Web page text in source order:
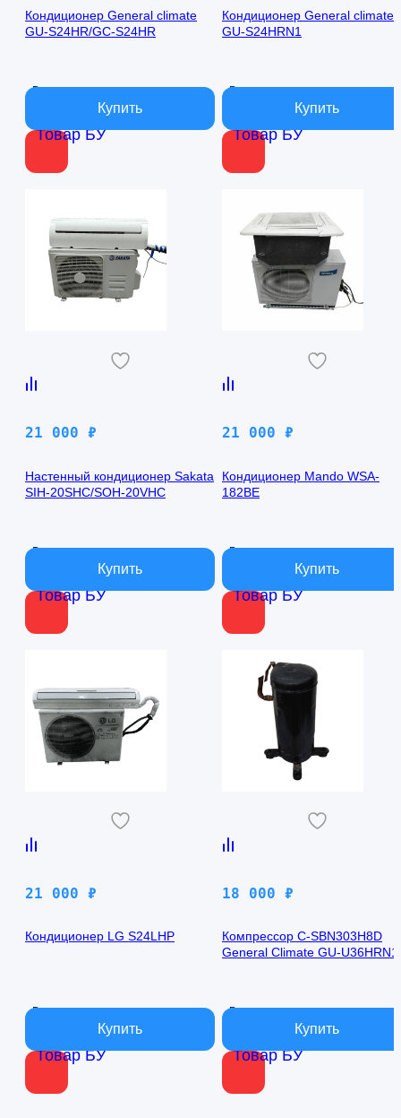
Товар БУ
Кондиционер General climate
GU-S24HR/GC-S24HR
В наличии
Товар БУ
Кондиционер General climate
GU-S24HRN1
В наличии
Товар БУ
21 000 ₽
Настенный кондиционер Sakata
SIH-20SHC/SOH-20VHC
В наличии
Товар БУ
21 000 ₽
Кондиционер Mando WSA-
182BE
В наличии
Товар БУ
21 000 ₽
Кондиционер LG S24LHP
В наличии
Товар БУ
18 000 ₽
Компрессор C-SBN303H8D
General Climate GU-U36HRN1
В наличии